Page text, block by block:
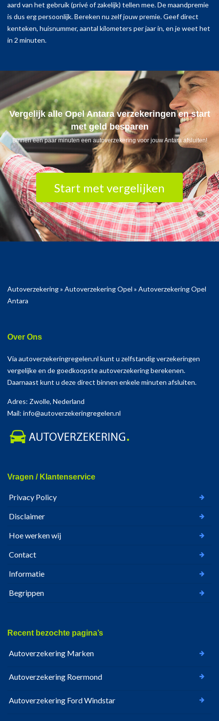
aard van het gebruik (privé of zakelijk) tellen mee. De maandpremie
is dus erg persoonlijk. Bereken nu zelf jouw premie. Geef direct
kenteken, huisnummer, aantal kilometers per jaar in, en je weet het
in 2 minuten.
Vergelijk alle Opel Antara verzekeringen en start
met geld besparen
Binnen een paar minuten een autoverzekering voor jouw Antara afsluiten!
Start met vergelijken
Autoverzekering» Autoverzekering Opel » Autoverzekering Opel
Antara
Over Ons
Via autoverzekeringregelen.nl kunt u zelfstandig verzekeringen
vergelijke en de goedkoopste autoverzekering berekenen.
Daarnaast kunt u deze direct binnen enkele minuten afsluiten.
Adres: Zwolle, Nederland
Mail: info@autoverzekeringregelen.nl
Vragen / Klantenservice
Privacy Policy
Disclaimer
Hoe werken wij
Contact
Informatie
Begrippen
Recent bezochte pagina’s
Autoverzekering Marken
Autoverzekering Roermond
Autoverzekering Ford Windstar